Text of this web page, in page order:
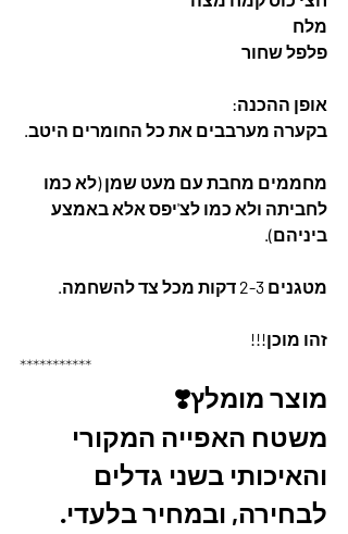
מלח
פלפל שחור
אופן ההכנה:
בקערה מערבבים את כל החומרים היטב.
מחממים מחבת עם מעט שמן (לא כמו
לחביתה ולא כמו לצ'יפס אלא באמצע
ביניהם).
מטגנים 2-3 דקות מכל צד להשחמה.
זהו מוכן!!!
***********
מוצר מומלץ❣️
משטח האפייה המקורי
והאיכותי בשני גדלים
לבחירה, ובמחיר בלעדי.